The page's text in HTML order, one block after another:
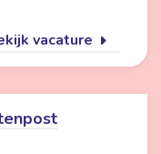
vacature